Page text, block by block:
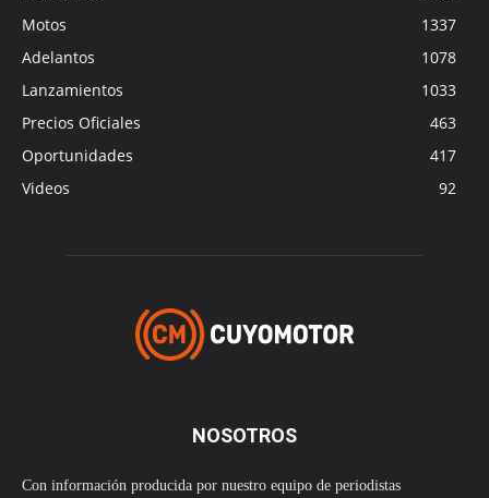
Motos
1337
Adelantos
1078
Lanzamientos
1033
Precios Oficiales
463
Oportunidades
417
Videos
92
NOSOTROS
Con información producida por nuestro equipo de periodistas